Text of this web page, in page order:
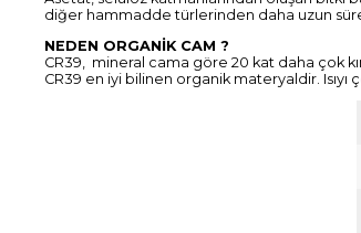
diğer hammadde türlerinden daha uzun
NEDEN ORGANİK CAM ?
CR39, mineral cama göre 20 kat daha çok
CR39 en iyi bilinen organik materyaldir.